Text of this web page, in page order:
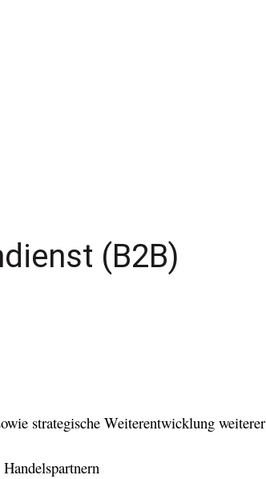
(B2B)
strategische Weiter­entwick­lung weiterer